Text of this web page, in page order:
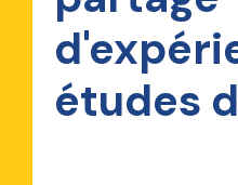
études